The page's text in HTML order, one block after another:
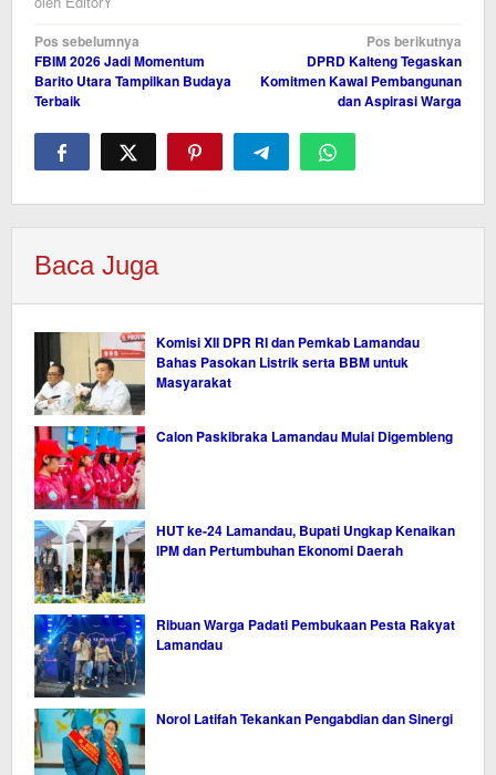
Navigasi
pos
Pos sebelumnya
FBIM 2026 Jadi Momentum
Barito Utara Tampilkan Budaya
Terbaik
Pos berikutnya
DPRD Kalteng Tegaskan
Komitmen Kawal Pembangunan
dan Aspirasi Warga
Baca Juga
Komisi XII DPR RI dan Pemkab Lamandau
Bahas Pasokan Listrik serta BBM untuk
Masyarakat
Calon Paskibraka Lamandau Mulai Digembleng
HUT ke-24 Lamandau, Bupati Ungkap Kenaikan
IPM dan Pertumbuhan Ekonomi Daerah
Ribuan Warga Padati Pembukaan Pesta Rakyat
Lamandau
Norol Latifah Tekankan Pengabdian dan Sinergi